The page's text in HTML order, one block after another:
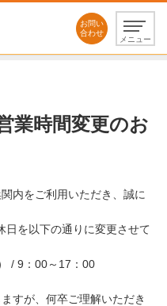
お問い
合わせ
メニュー
業時間変更のお
内をご利用いただき、誠に
日を以下の通りに変更させて
/ 9：00～17：00
すが、何卒ご理解いただき